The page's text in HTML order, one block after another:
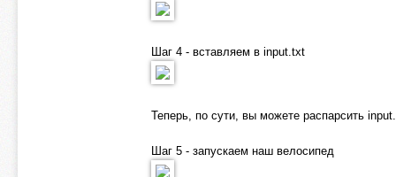
Шаг 4 - вставляем в input.txt
Теперь, по сути, вы можете распарсить
Шаг 5 - запускаем наш велосипед